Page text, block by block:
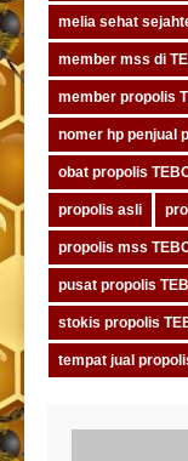
melia sehat
member mss di
member propolis
nomer hp penjual
obat propolis
propolis asli
propolis mss
pusat propolis
stokis propolis
tempat jual